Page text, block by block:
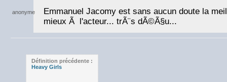
Emmanuel Jacomy est sans aucun doute la
mieux Ã l'acteur... trÃ¨s dÃ©Ã§u...
Définition précédente :
Heavy Girls